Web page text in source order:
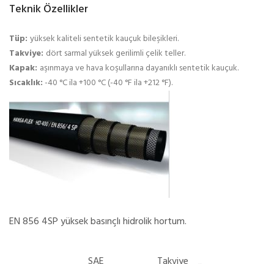
Teknik Özellikler
Tüp: yüksek kaliteli sentetik kauçuk bileşikleri.
Takviye: dört sarmal yüksek gerilimli çelik teller.
Kapak: aşınmaya ve hava koşullarına dayanıklı sentetik kauçuk.
Sıcaklık:-40 °C ila +100 °C (-40 °F ila +212 °F).
EN 856 4SP yüksek basınçlı hidrolik hortum.